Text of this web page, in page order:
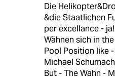
Die
&die Staatlichen
per excellance - ja!
Wähnen sich in the
Pool Position like
Michael
But - The Wahn -